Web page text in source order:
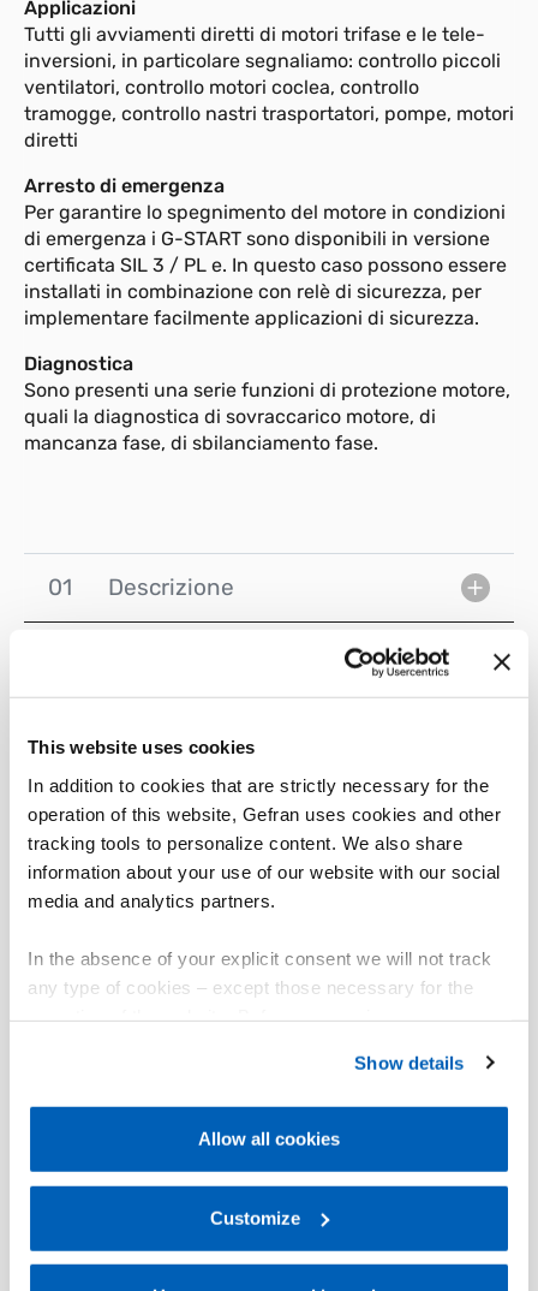
This website uses cookies
In addition to cookies that are strictly necessary for the
operation of this website, Gefran uses cookies and other
tracking tools to personalize content. We also share
information about your use of our website with our social
media and analytics partners.
In the absence of your explicit consent we will not track
any type of cookies – except those necessary for the
Gefran - Cookie
policy.
regarding processing of personal data, at the following
Gefran - Privacy Policy.
Show details
Allow all cookies
Customize
Applicazioni
Tutti gli avviamenti diretti di motori trifase e le tele-
inversioni, in particolare segnaliamo: controllo piccoli
ventilatori, controllo motori coclea, controllo
tramogge, controllo nastri trasportatori, pompe, motori
diretti
Arresto di emergenza
Per garantire lo spegnimento del motore in condizioni
di emergenza i G-START sono disponibili in versione
certificata SIL 3 / PL e. In questo caso possono essere
installati in combinazione con relè di sicurezza, per
implementare facilmente applicazioni di sicurezza.
Diagnostica
Sono presenti una serie funzioni di protezione motore,
quali la diagnostica di sovraccarico motore, di
mancanza fase, di sbilanciamento fase.
01 Descrizione
Visualizza 3D - Scarica modelli